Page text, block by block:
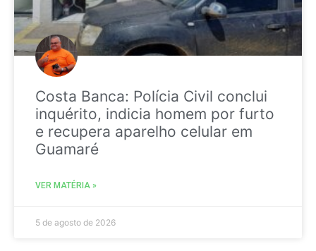
Costa Banca: Polícia Civil conclui
inquérito, indicia homem por furto
e recupera aparelho celular em
Guamaré
VER MATÉRIA »
5 de agosto de 2026